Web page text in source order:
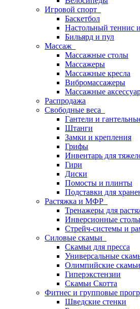
Игровой спорт
Баскетбол
Настольный теннис
Бильярд и пул
Массаж
Массажные столы
Массажеры
Массажные кресла
Вибромассажеры
Массажные
Распродажа
Свободные веса
Гантели и
Штанги
Замки и крепления
Грифы
Инвентарь для
Гири
Диски
Помосты и плинты
Подставки для
Растяжка и МФР
Тренажеры для
Инверсионные столы
Стрейч-системы и
Силовые скамьи
Скамьи для пресса
Универсальные
Олимпийские
Гиперэкстензии
Скамьи Скотта
Фитнес и групповые
Шведские стенки